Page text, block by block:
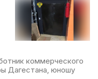
коммерческого
Дагестана, юношу